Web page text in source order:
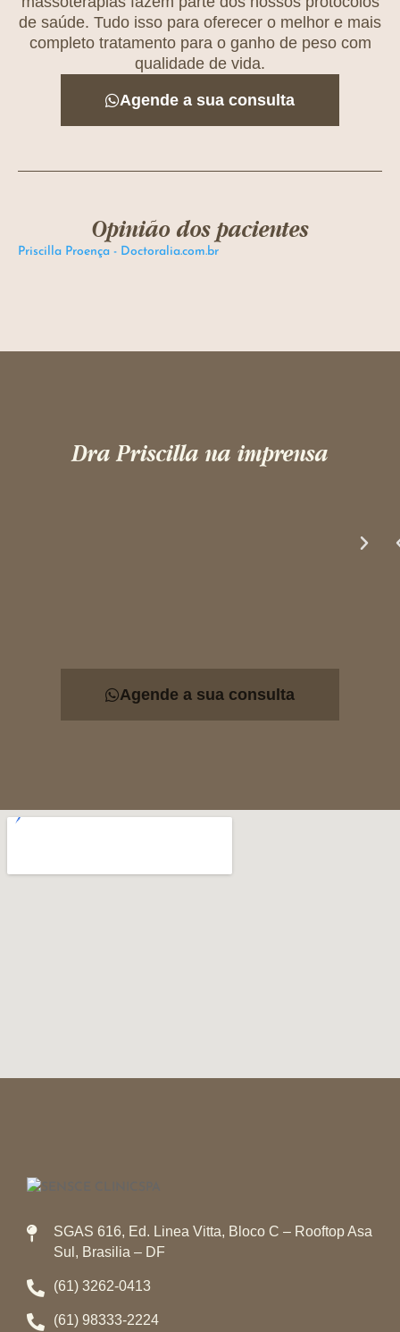
de saúde. Tudo isso para oferecer o melhor e mais
completo tratamento para o ganho de peso com
qualidade de vida.
Agende a sua consulta
Opinião dos pacientes
Priscilla Proença - Doctoralia.com.br
Dra Priscilla na imprensa
Agende a sua consulta
SGAS 616, Ed. Linea Vitta, Bloco C – Rooftop Asa
Sul, Brasilia – DF
(61) 3262-0413
(61) 98333-2224